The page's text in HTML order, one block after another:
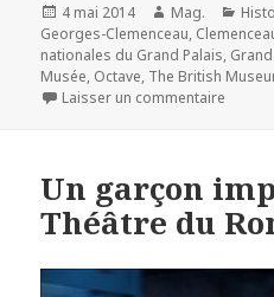
Publié
le
4 mai 2014 Auteur
Mag.
Georges-Clemenceau,
nationales du Grand Palais,
Musée, Octave, The British
Laisser un commentaire
Un garçon
Théâtre du